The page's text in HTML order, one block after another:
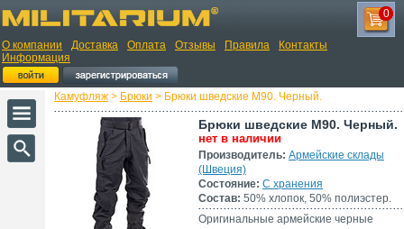
О компании Доставка Оплата Отзывы Правила
Контакты
Информация
0
Камуфляж > Брюки > Брюки шведские М90. Черный.
Брюки шведские М90. Черный.
нет в наличии
Производитель: Армейские склады
(Швеция)
Состояние: С хранения
Состав: 50% хлопок, 50% полиэстер.
Оригинальные армейские черные